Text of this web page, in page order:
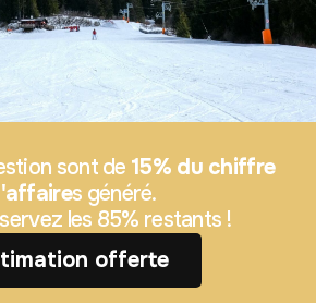
sont de 15% du chiffre
s généré.
les 85% restants !
offerte